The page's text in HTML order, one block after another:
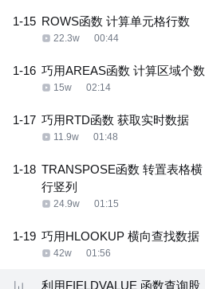
1-15 ROWS函数 计算单元格行数
22.3w 00:44
1-16 巧用AREAS函数 计算区域个数
15w 02:14
1-17 巧用RTD函数 获取实时数据
11.9w 01:48
1-18 TRANSPOSE函数 转置表格横
行竖列
24.9w 01:15
1-19 巧用HLOOKUP 横向查找数据
42w 01:56
利用FIELDVALUE 函数查询股